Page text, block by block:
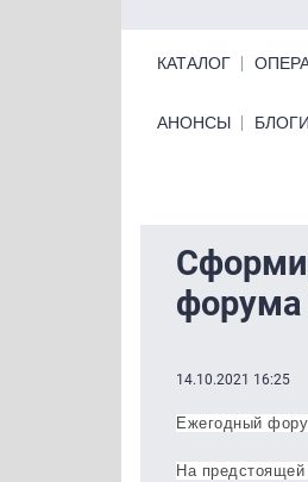
КАТАЛОГ
Primary links bottom
АНОНСЫ БЛОГИ
форума
14.10.2021 16:25
Ежегодный
На предстоящей